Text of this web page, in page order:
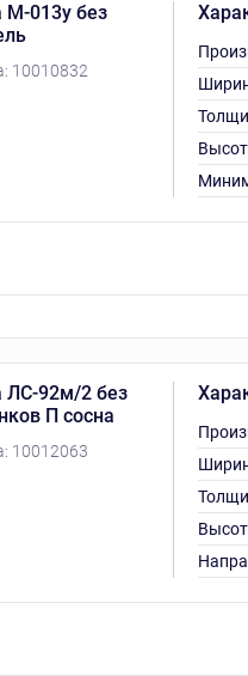
М-013у без
10010832
ЛС-92м/2 без
П сосна
10012063